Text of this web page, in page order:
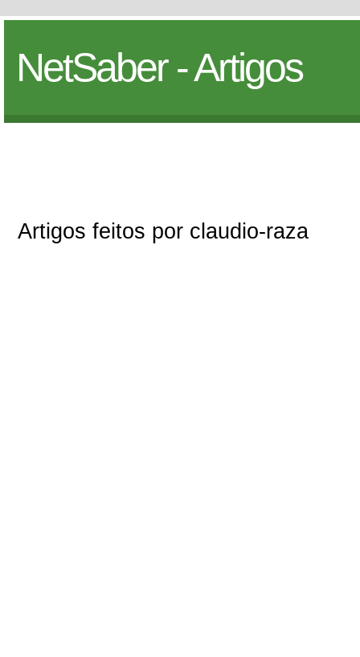
NetSaber - Artigos
Artigos feitos por claudio-raza